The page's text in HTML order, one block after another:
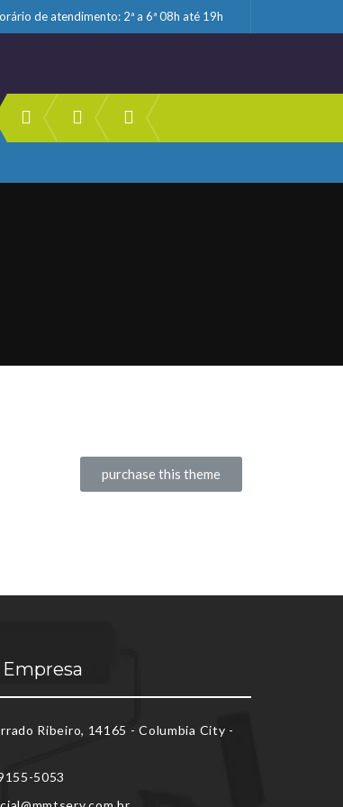
de atendimento: 2ª a 6ª 08h até 19h
purchase this theme
Ribeiro, 14165 - Columbia City -
5053